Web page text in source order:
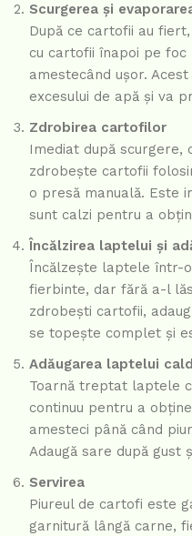
Scurgerea și
După ce cartofii au
cu cartofii înapoi pe foc
amestecând ușor.
excesului de apă și va
Zdrobirea cartofilor
Imediat după scurgere,
zdrobește cartofii
o presă manuală. Este
sunt calzi pentru a
Încălzirea laptelui și
Încălzește laptele într-
fierbinte, dar fără a-l
zdrobești cartofii,
se topește complet și
Adăugarea laptelui cald
Toarnă treptat laptele
continuu pentru a
amesteci până când
Adaugă sare după gust
Servirea
Piureul de cartofi este
garnitură lângă carne,